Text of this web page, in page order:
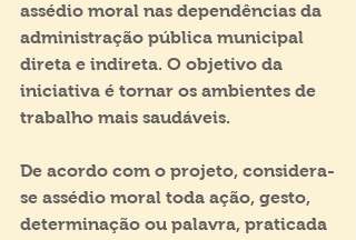
assédio moral nas dependências da
administração pública municipal
direta e indireta. O objetivo da
iniciativa é tornar os ambientes de
trabalho mais saudáveis.
De acordo com o projeto, considera-
se assédio moral toda ação, gesto,
determinação ou palavra, praticada